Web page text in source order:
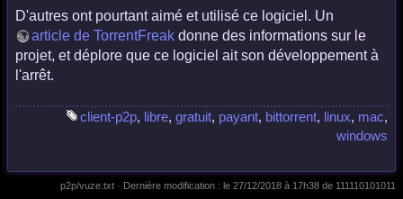
D'autres ont pourtant aimé et utilisé ce logiciel. Un
article de TorrentFreak donne des informations sur le
projet, et déplore que ce logiciel ait son développement à
l'arrêt.
client-p2p, libre, gratuit, payant, bittorrent, linux, mac,
windows
p2p/vuze.txt · Dernière modification : le 27/12/2018 à 17h38 de 111110101011